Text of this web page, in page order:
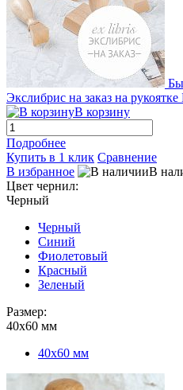
Экслибрис на заказ на рукоятке
В корзину
Подробнее
Купить в 1 клик Сравнение
В избранное
В
Цвет чернил:
Черный
Черный
Синий
Фиолетовый
Красный
Зеленый
Размер:
40х60 мм
40х60 мм